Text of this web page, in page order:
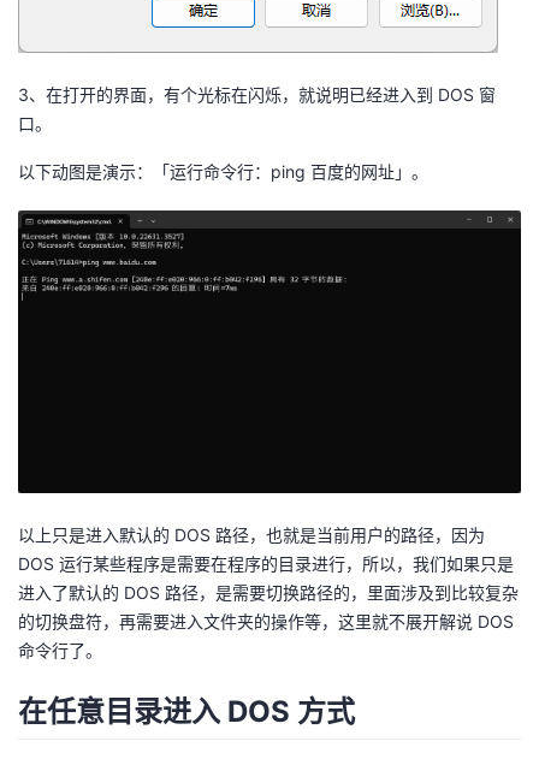
验
收
藏
议
3、在打开的界面，有个光标在闪烁，就说明已经进入到 DOS 窗
口。
以下动图是演示：「运行命令行：ping 百度的网址」。
以上只是进入默认的 DOS 路径，也就是当前用户的路径，因为
DOS 运行某些程序是需要在程序的目录进行，所以，我们如果只是
进入了默认的 DOS 路径，是需要切换路径的，里面涉及到比较复杂
的切换盘符，再需要进入文件夹的操作等，这里就不展开解说 DOS
命令行了。
在任意目录进入 DOS 方式